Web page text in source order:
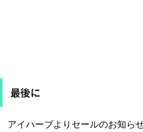
最後に
アイハーブよりセールのお知ら